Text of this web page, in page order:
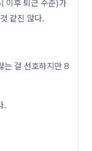
이후 퇴근 수준)가
같진 않다.
걸 선호하지만 8
.